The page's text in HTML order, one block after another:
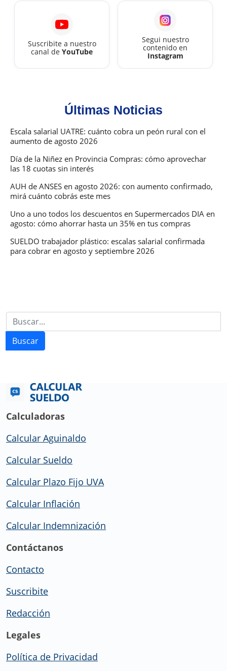
Suscribite a nuestro
canal de YouTube
Segui nuestro
contenido en
Instagram
Últimas Noticias
Escala salarial UATRE: cuánto cobra un peón rural con el
aumento de agosto 2026
Día de la Niñez en Provincia Compras: cómo aprovechar
las 18 cuotas sin interés
AUH de ANSES en agosto 2026: con aumento confirmado,
mirá cuánto cobrás este mes
Uno a uno todos los descuentos en Supermercados DIA en
agosto: cómo ahorrar hasta un 35% en tus compras
SUELDO trabajador plástico: escalas salarial confirmada
para cobrar en agosto y septiembre 2026
Buscar
Calculadoras
Calcular Aguinaldo
Calcular Sueldo
Calcular Plazo Fijo UVA
Calcular Inflación
Calcular Indemnización
Contáctanos
Contacto
Suscribite
Redacción
Legales
Política de Privacidad